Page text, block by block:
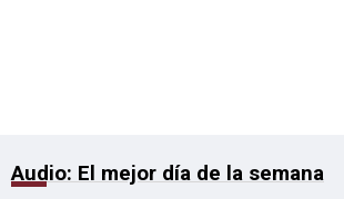
Audio: El mejor día de la semana